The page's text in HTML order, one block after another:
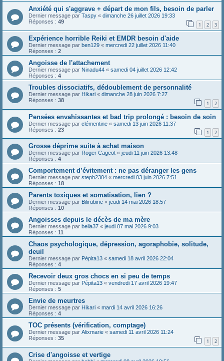
Anxiété qui s'aggrave + départ de mon fils, besoin de parler
Dernier message par Taspy « dimanche 26 juillet 2026 19:33
Réponses : 49 1 2 3
Expérience horrible Reiki et EMDR besoin d'aide
Dernier message par ben129 « mercredi 22 juillet 2026 11:40
Réponses : 2
Angoisse de l'attachement
Dernier message par Ninadu44 « samedi 04 juillet 2026 12:42
Réponses : 4
Troubles dissociatifs, dédoublement de personnalité
Dernier message par Hikari « dimanche 28 juin 2026 7:27
Réponses : 38 1 2
Pensées envahissantes et bad trip prolongé : besoin de soin
Dernier message par clémentine « samedi 13 juin 2026 11:37
Réponses : 23 1 2
Grosse déprime suite à achat maison
Dernier message par Roger Cageot « jeudi 11 juin 2026 13:48
Réponses : 4
Comportement d’évitement : ne pas déranger les gens
Dernier message par steph2304 « mercredi 03 juin 2026 7:51
Réponses : 18
Parents toxiques et somatisation, lien ?
Dernier message par Bilirubine « jeudi 14 mai 2026 18:57
Réponses : 10
Angoisses depuis le décès de ma mère
Dernier message par bella37 « jeudi 07 mai 2026 9:03
Réponses : 11
Chaos psychologique, dépression, agoraphobie, solitude,
deuil
Dernier message par Pépita13 « samedi 18 avril 2026 22:04
Réponses : 4
Recevoir deux gros chocs en si peu de temps
Dernier message par Pépita13 « vendredi 17 avril 2026 19:47
Réponses : 5
Envie de meurtres
Dernier message par Hikari « mardi 14 avril 2026 16:26
Réponses : 4
TOC présents (vérification, comptage)
Dernier message par Alixmarie « samedi 11 avril 2026 11:24
Réponses : 35 1 2
Crise d'angoisse et vertige